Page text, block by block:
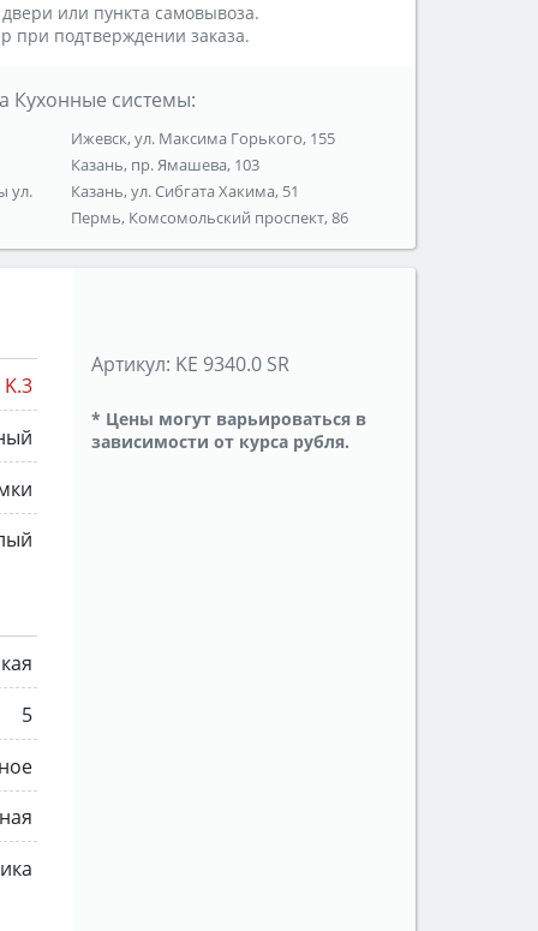
или пункта самовывоза.
при подтверждении заказа.
Кухонные системы:
ул.
Ижевск, ул. Максима Горького, 155
Казань, пр. Ямашева, 103
Казань, ул. Сибгата Хакима, 51
Пермь, Комсомольский проспект, 86
K.3
5
Артикул: KE 9340.0 SR
* Цены могут варьироваться в
зависимости от курса рубля.